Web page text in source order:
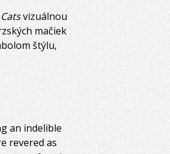
vizuálnou
mačiek
štýlu,
an indelible
revered as